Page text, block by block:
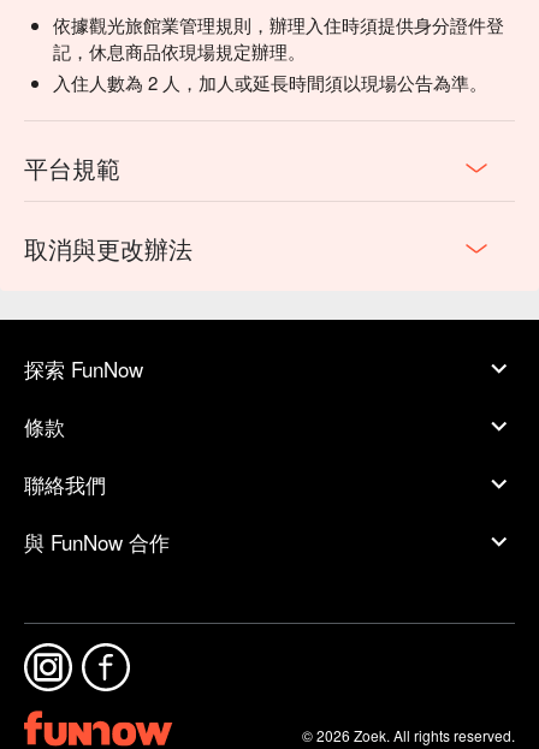
依據觀光旅館業管理規則，辦理入住時須提供身分證件登
記，休息商品依現場規定辦理。
入住人數為 2 人，加人或延長時間須以現場公告為準。
平台規範
取消與更改辦法
探索 FunNow
條款
聯絡我們
與 FunNow 合作
© 2026 Zoek. All rights reserved.